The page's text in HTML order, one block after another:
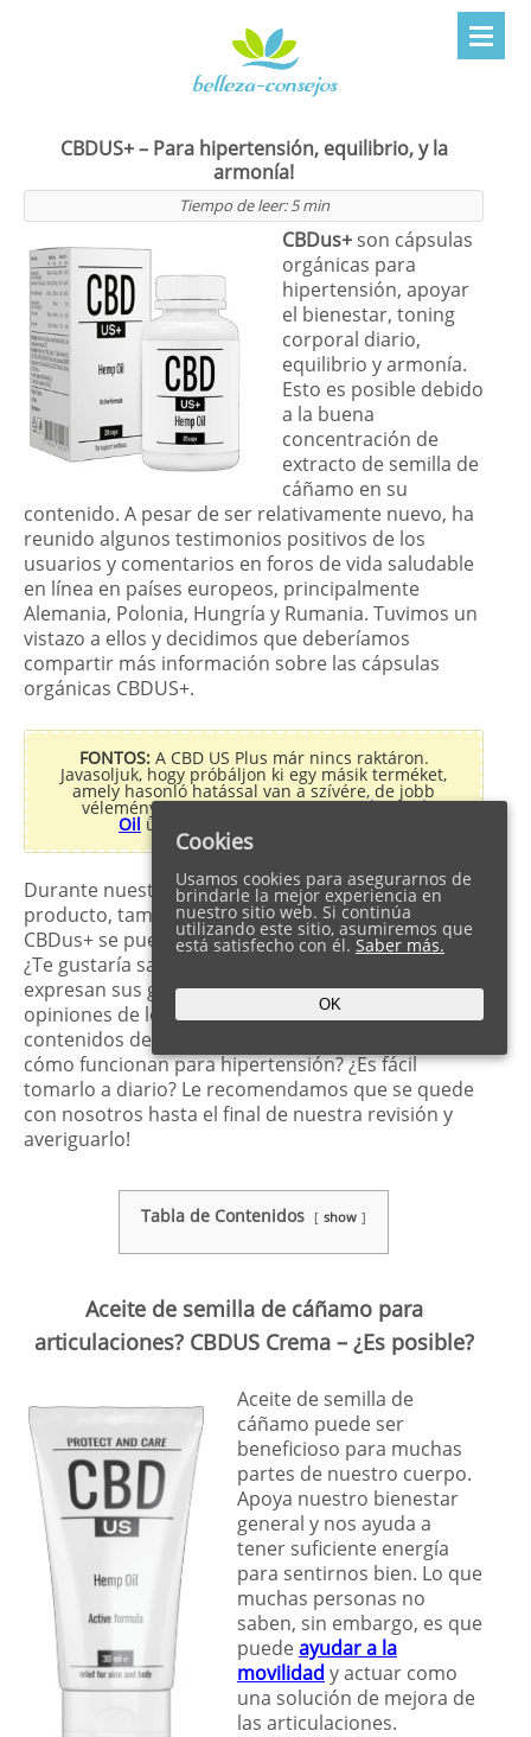
CBDUS+ – Para hipertensión, equilibrio, y la
armonía!
Tiempo de leer:5 min
CBDus+ son cápsulas
orgánicas para
hipertensión, apoyar
el bienestar, toning
corporal diario,
equilibrio y armonía.
Esto es posible debido
a la buena
concentración de
extracto de semilla de
cáñamo en su
contenido. A pesar de ser relativamente nuevo, ha
reunido algunos testimonios positivos de los
usuarios y comentarios en foros de vida saludable
en línea en países europeos, principalmente
Alemania, Polonia, Hungría y Rumania. Tuvimos un
vistazo a ellos y decidimos que deberíamos
compartir más información sobre las cápsulas
orgánicas CBDUS+.
FONTOS:A CBD US Plus már nincs raktáron.
Javasoljuk, hogy próbáljon ki egy másik terméket,
amely hasonló hatással van a szívére, de jobb
véleményekkel rendelkezik. ACannabisvital
Oil ügyfeleink magasra értékelték.
Durante nuestra investigación detallada sobre el
producto, también descubrimos cómo las cápsulas
CBDus+ se pueden comprar a un precio asequible.
¿Te gustaría saber cómo? ¿Por qué los usuarios
expresan sus gustos y buenas impresiones en los
opiniones de los usuarios? ¿Cuáles son los
contenidos de las cápsulas orgánicas CBDUS+ y
cómo funcionan para hipertensión? ¿Es fácil
tomarlo a diario? Le recomendamos que se quede
con nosotros hasta el final de nuestra revisión y
averiguarlo!
Tabla de Contenidos show
Aceite de semilla de cáñamo para
articulaciones? CBDUS Crema – ¿Es posible?
Aceite de semilla de
cáñamo puede ser
beneficioso para muchas
partes de nuestro cuerpo.
Apoya nuestro bienestar
general y nos ayuda a
tener suficiente energía
para sentirnos bien. Lo que
muchas personas no
saben, sin embargo, es que
puedeayudar a la
movilidady actuar como
una solución de mejora de
las articulaciones.
Cookies
Usamos cookies para asegurarnos de
brindarle la mejor experiencia en
nuestro sitio web. Si continúa
utilizando este sitio, asumiremos que
está satisfecho con él. Saber más.
OK